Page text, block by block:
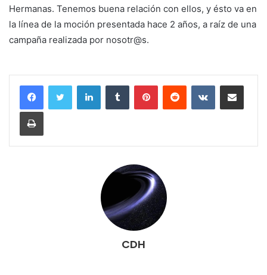
Hermanas. Tenemos buena relación con ellos, y ésto va en
la línea de la moción presentada hace 2 años, a raíz de una
campaña realizada por nosotr@s.
LinkedInTumblr PinterestReddit VKontakteCompartir por
Imprimir
CDH